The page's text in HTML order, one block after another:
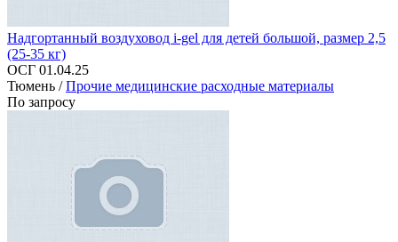
Надгортанный воздуховод i-gel для детей большой, размер 2,5
(25-35 кг)
ОСГ 01.04.25
Тюмень /Прочие медицинские расходные материалы
По запросу